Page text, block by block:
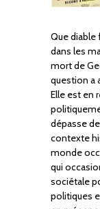
Que diable
dans les
mort de
question a
Elle est en
dépasse
contexte
monde
qui
sociétale
politiques